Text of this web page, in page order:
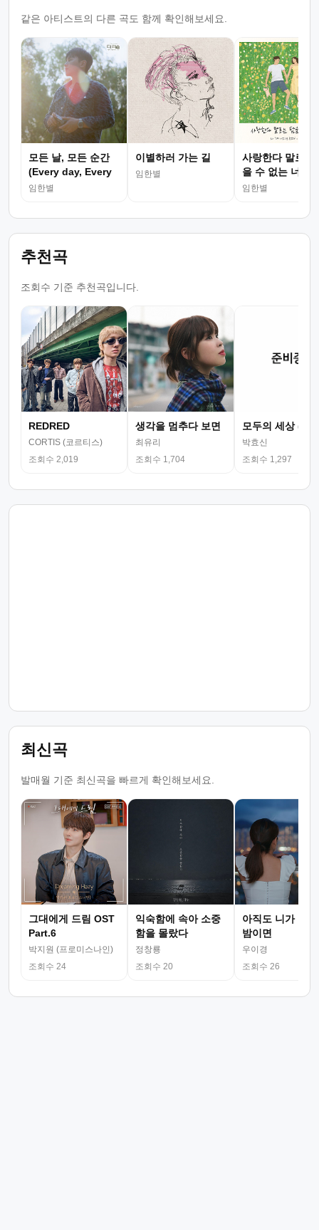
같은 아티스트의 다른 곡도 함께 확인해보세요.
모든 날, 모든 순간
(Every day, Every
Mo..
임한별
이별하러 가는 길
임한별
사랑한다 말로는
을 수 없는 너(그
너였으면..
임한별
추천곡
조회수 기준 추천곡입니다.
REDRED
CORTIS (코르티스)
조회수 2,019
생각을 멈추다 보면
최유리
조회수 1,704
모두의 세상 (뮤
박효신
조회수 1,297
최신곡
발매월 기준 최신곡을 빠르게 확인해보세요.
그대에게 드림 OST
Part.6
박지원 (프로미스나인)
조회수 24
익숙함에 속아 소중
함을 몰랐다
정창룡
조회수 20
아직도 니가 그
밤이면
우이경
조회수 26